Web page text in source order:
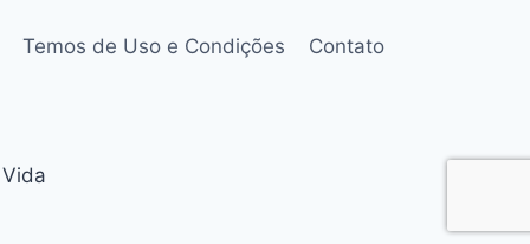
Temos de Uso e Condições Contato